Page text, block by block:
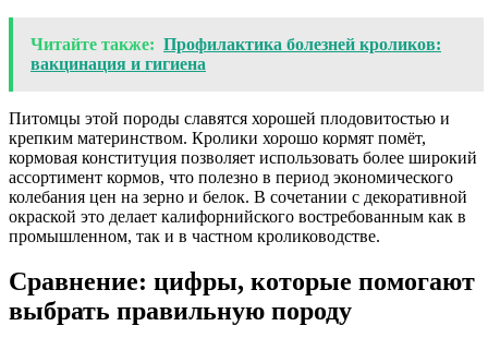
Читайте также: Профилактика болезней кроликов:
вакцинация и гигиена
Питомцы этой породы славятся хорошей плодовитостью и
крепким материнством. Кролики хорошо кормят помёт,
кормовая конституция позволяет использовать более широкий
ассортимент кормов, что полезно в период экономического
колебания цен на зерно и белок. В сочетании с декоративной
окраской это делает калифорнийского востребованным как в
промышленном, так и в частном кролиководстве.
Сравнение: цифры, которые помогают
выбрать правильную породу